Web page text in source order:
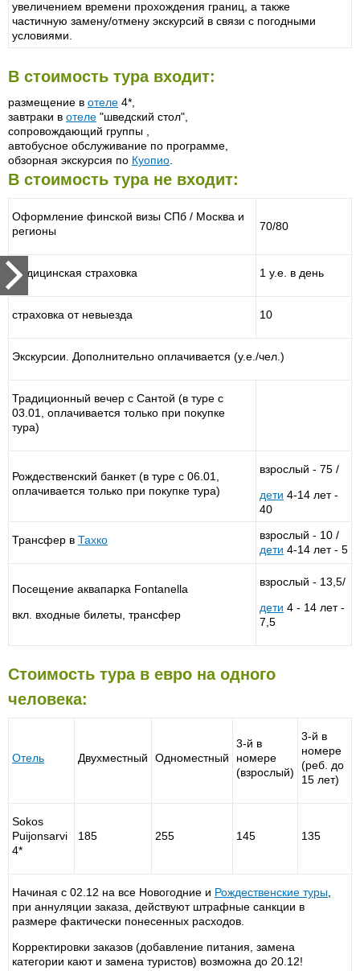
увеличением времени прохождения границ, а также
частичную замену/отмену экскурсий в связи с погодными
условиями.
В стоимость тура входит:
размещение в отеле 4*,
завтраки в отеле "шведский стол",
сопровождающий группы ,
автобусное обслуживание по программе,
обзорная экскурсия по Куопио
В стоимость тура не входит:
Оформление финской визы СПб / Москва и
регионы
70/80
медицинская страховка 1 у.е. в день
страховка от невыезда 10
Экскурсии. Дополнительно оплачивается (у.е./чел.)
Традиционный вечер с Сантой (в туре с
03.01, оплачивается только при покупке
тура)
Рождественский банкет (в туре с 06.01,
оплачивается только при покупке тура)
взрослый - 75 /
дети 4-14 лет -
40
Трансфер в Тахко
взрослый - 10 /
дети 4-14 лет - 5
Посещение аквапарка Fontanellа
вкл. входные билеты, трансфер
взрослый - 13,5/
дети 4 - 14 лет -
7,5
Стоимость тура в евро на одного
человека:
Отель Двухместный Одноместный
3-й в
номере
(взрослый)
3-й в
номере
(реб. до
15 лет)
Sokos
Puijonsarvi
4*
185 255 145 135
Начиная с 02.12 на все Новогодние и Рождественские туры
при аннуляции заказа, действуют штрафные санкции в
размере фактически понесенных расходов.
Корректировки заказов (добавление питания, замена
категории кают и замена туристов) возможна до 20.12!